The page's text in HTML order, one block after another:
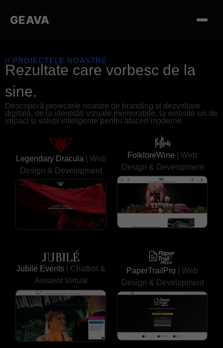
GEAVA
// PROIECTELE NOASTRE
Rezultate care vorbesc de la
sine.
Descoperă proiectele noastre de branding și dezvoltare
digitală, de la identități vizuale memorabile, la website-uri de
impact și soluții inteligente pentru afaceri moderne.
Legendary Dracula
| Web
Design & Development
FolkloreWine
| Web
Design & Development
Jubile Events
| Chatbot &
Asistent Virtual
PaperTrailPro
| Web
Design & Development